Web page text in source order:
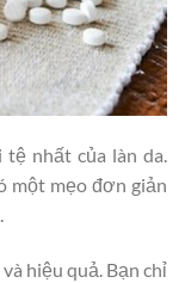
nhất của làn da.
một mẹo đơn giản
hiệu quả. Bạn chỉ